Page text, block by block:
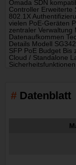
Omada SDN
Controller Erweiterte
802.1X
vielen PoE-Geräten
zentraler Verwaltung
Datenaufkommen
Details Modell
SFP PoE Budget Bis
Cloud / Standalone
Datenblatt